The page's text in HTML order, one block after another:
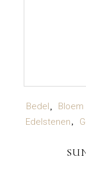
Bedel
Edelstenen